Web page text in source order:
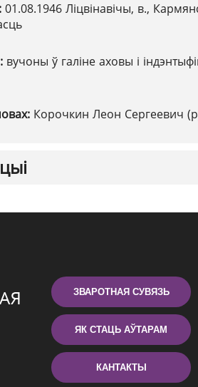
01.08.1946 Ліцвінавічы, в.,
вучоны ў галіне аховы і
Корочкин Леон Сергеевич
ЗВАРОТНАЯ СУВЯЗЬ
ЯК СТАЦЬ АЎТАРАМ
КАНТАКТЫ